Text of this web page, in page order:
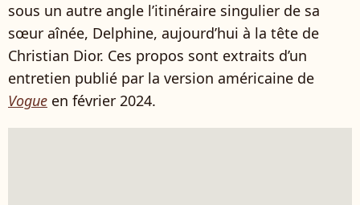
sous un autre angle l’itinéraire singulier de sa
sœur aînée, Delphine, aujourd’hui à la tête de
Christian Dior. Ces propos sont extraits d’un
entretien publié par la version américaine de
Vogue en février 2024.